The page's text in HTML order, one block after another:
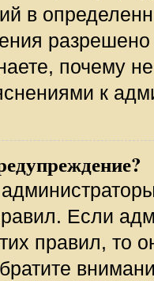
в
почему
к
Если
правил, то